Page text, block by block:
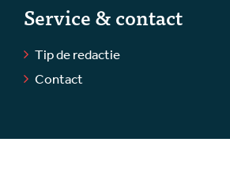
Service & contact
Tip de redactie
Contact